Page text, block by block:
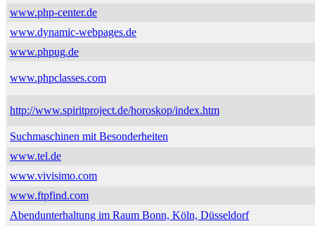
www.php-center.de
www.dynamic-webpages.de
www.phpug.de
www.phpclasses.com
http://www.spiritproject.de/horoskop/index.htm
Suchmaschinen mit Besonderheiten
www.tel.de
www.vivisimo.com
www.ftpfind.com
Abendunterhaltung im Raum Bonn, Köln, Düsseldorf